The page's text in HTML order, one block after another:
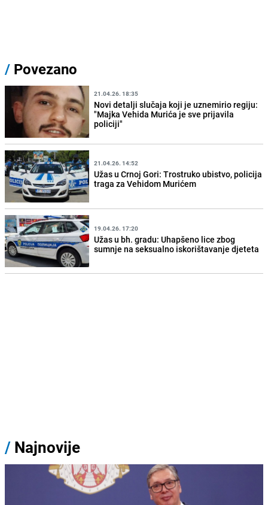
/ Povezano
21.04.26. 18:35
Novi detalji slučaja koji je uznemirio regiju:
"Majka Vehida Murića je sve prijavila
policiji"
21.04.26. 14:52
Užas u Crnoj Gori: Trostruko ubistvo, policija
traga za Vehidom Murićem
19.04.26. 17:20
Užas u bh. gradu: Uhapšeno lice zbog
sumnje na seksualno iskorištavanje djeteta
/ Najnovije